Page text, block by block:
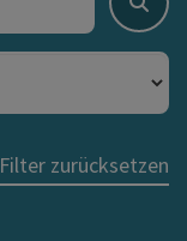
Suchen
Filter zurücksetzen